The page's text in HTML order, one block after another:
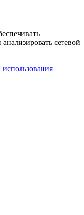
сетевой